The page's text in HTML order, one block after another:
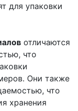
для упаковки
отличаются
что
Они также
что
хранения